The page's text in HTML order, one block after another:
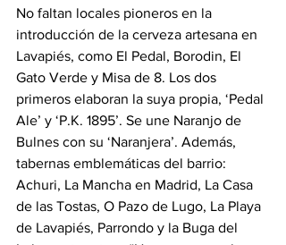
No faltan locales pioneros en la
introducción de la cerveza artesana en
Lavapiés, como El Pedal, Borodin, El
Gato Verde y Misa de 8. Los dos
primeros elaboran la suya propia, ‘Pedal
Ale’ y ‘P.K. 1895’. Se une Naranjo de
Bulnes con su ‘Naranjera’. Además,
tabernas emblemáticas del barrio:
Achuri, La Mancha en Madrid, La Casa
de las Tostas, O Pazo de Lugo, La Playa
de Lavapiés, Parrondo y la Buga del